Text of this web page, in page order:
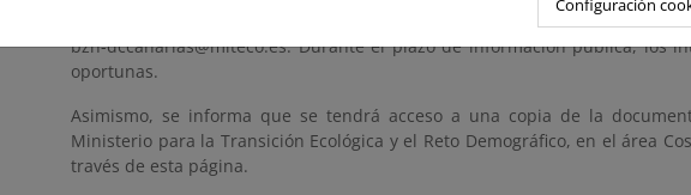
14:00 horas. En aras de una adecuada programación de las visitas
bzn-dccanarias@miteco.es. Durante el plazo de información pública, los
oportunas.
Asimismo, se informa que se tendrá acceso a una copia de la
Ministerio para la Transición Ecológica y el Reto Demográfico, en el área
través de esta página.
Configuración